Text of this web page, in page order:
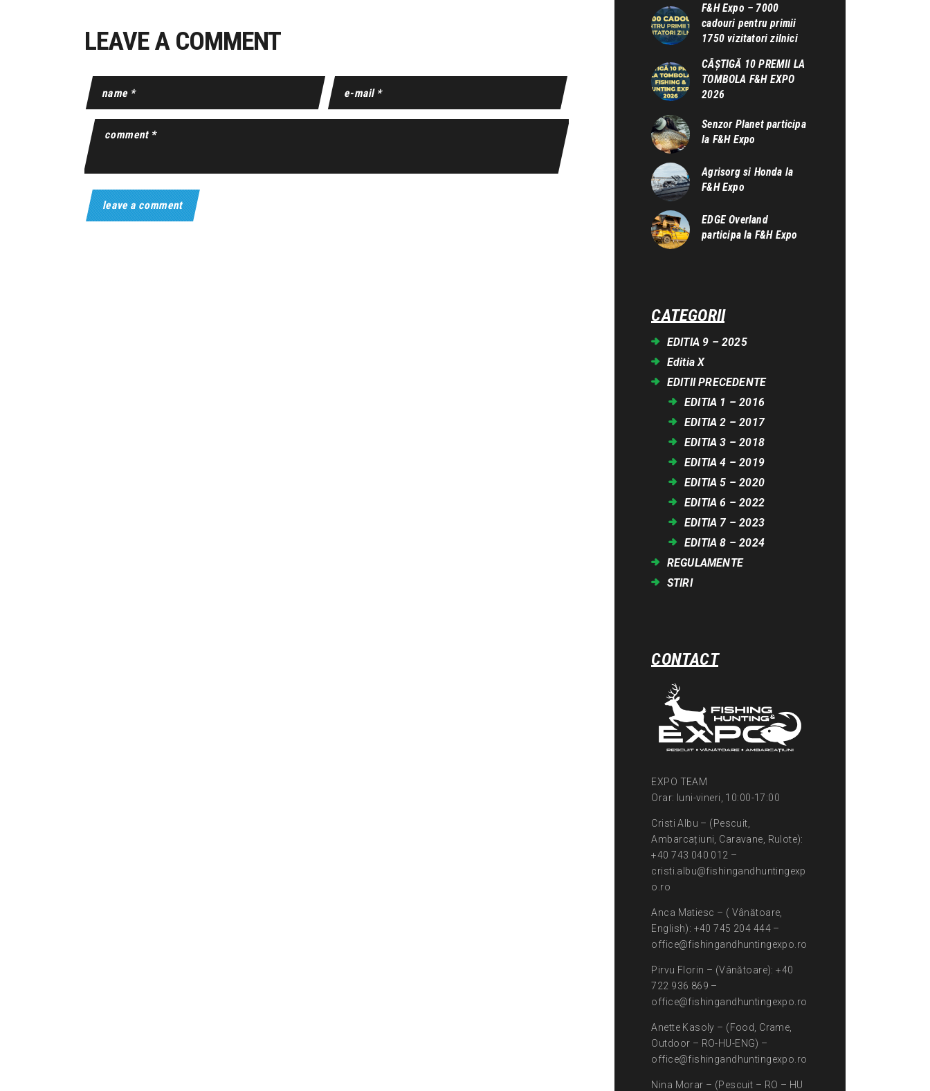
LEAVE A COMMENT
F&H Expo – 7000
cadouri pentru primii
1750 vizitatori zilnici
CÂȘTIGĂ 10 PREMII LA
TOMBOLA F&H EXPO
2026
Senzor Planet participa
la F&H Expo
Agrisorg si Honda la
F&H Expo
EDGE Overland
participa la F&H Expo
CATEGORII
EDITIA 9 – 2025
Editia X
EDITII PRECEDENTE
EDITIA 1 – 2016
EDITIA 2 – 2017
EDITIA 3 – 2018
EDITIA 4 – 2019
EDITIA 5 – 2020
EDITIA 6 – 2022
EDITIA 7 – 2023
EDITIA 8 – 2024
REGULAMENTE
STIRI
CONTACT
EXPO TEAM
Orar: luni-vineri, 10:00-17:00
Cristi Albu – (Pescuit,
Ambarcațiuni, Caravane, Rulote):
+40 743 040 012 –
cristi.albu@fishingandhuntingexp
o.ro
Anca Matiesc – ( Vânătoare,
English): +40 745 204 444 –
office@fishingandhuntingexpo.ro
Pirvu Florin – (Vânătoare): +40
722 936 869 –
office@fishingandhuntingexpo.ro
Anette Kasoly – (Food, Crame,
Outdoor – RO-HU-ENG) –
office@fishingandhuntingexpo.ro
Nina Morar – (Pescuit – RO – HU